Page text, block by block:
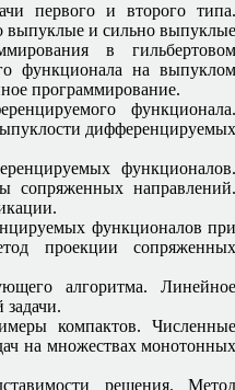
первого и второго типа.
выпуклые и сильно выпуклые
в гильбертовом
функционала на выпуклом
программирование.
функционала.
дифференцируемых
функционалов.
сопряженных направлений.
функционалов при
проекции сопряженных
алгоритма. Линейное
задачи.
компактов. Численные
на множествах монотонных
решения. Метод